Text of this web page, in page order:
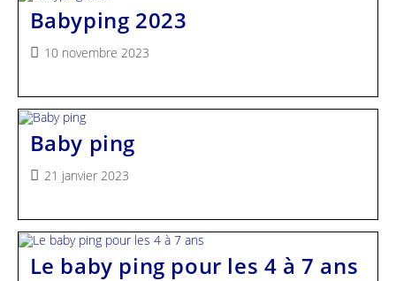
Babyping 2023
Publication
10 novembre 2023
Baby ping
Publication
21 janvier 2023
Le baby ping pour les 4 à 7 ans